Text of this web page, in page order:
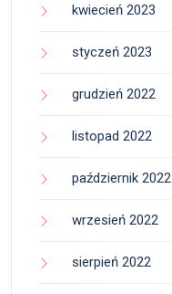
kwiecień 2023
styczeń 2023
grudzień 2022
listopad 2022
październik 2022
wrzesień 2022
sierpień 2022